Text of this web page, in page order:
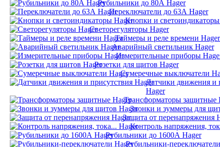
Рубильники до 80А Hager
Переключатели до 63А Hager
Кнопки и
Светорегуляторы Hager
Таймеры и реле времени Hager
Аварийный светильник Hager
Измерительные приборы
Розетки для щитов Hager
Сумеречные выключатели
Датчики движения и
Hager
Трансформаторы защитные
Звонки и зуммеры для
Защита от перенапряжения
Контроль напряжения,
Рубильники до 1600А Hager
Рубильники-